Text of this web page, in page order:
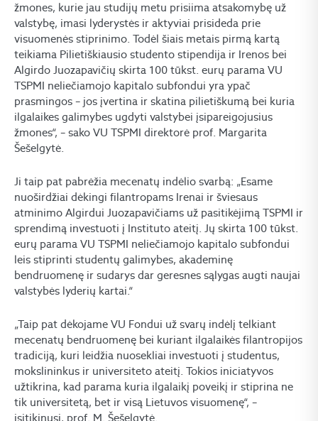
žmones, kurie jau studijų metu prisiima atsakomybę už
valstybę, imasi lyderystės ir aktyviai prisideda prie
visuomenės stiprinimo. Todėl šiais metais pirmą kartą
teikiama Pilietiškiausio studento stipendija ir Irenos bei
Algirdo Juozapavičių skirta 100 tūkst. eurų parama VU
TSPMI neliečiamojo kapitalo subfondui yra ypač
prasmingos – jos įvertina ir skatina pilietiškumą bei kuria
ilgalaikes galimybes ugdyti valstybei įsipareigojusius
žmones“, – sako VU TSPMI direktorė prof. Margarita
Šešelgytė.
Ji taip pat pabrėžia mecenatų indėlio svarbą: „Esame
nuoširdžiai dėkingi filantropams Irenai ir šviesaus
atminimo Algirdui Juozapavičiams už pasitikėjimą TSPMI ir
sprendimą investuoti į Instituto ateitį. Jų skirta 100 tūkst.
eurų parama VU TSPMI neliečiamojo kapitalo subfondui
leis stiprinti studentų galimybes, akademinę
bendruomenę ir sudarys dar geresnes sąlygas augti naujai
valstybės lyderių kartai.“
„Taip pat dėkojame VU Fondui už svarų indėlį telkiant
mecenatų bendruomenę bei kuriant ilgalaikės filantropijos
tradiciją, kuri leidžia nuosekliai investuoti į studentus,
mokslininkus ir universiteto ateitį. Tokios iniciatyvos
užtikrina, kad parama kuria ilgalaikį poveikį ir stiprina ne
tik universitetą, bet ir visą Lietuvos visuomenę“, –
įsitikinusi, prof. M. Šešelgytė.